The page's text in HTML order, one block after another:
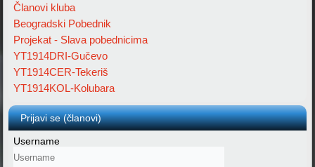
Članovi kluba
Beogradski Pobednik
Projekat - Slava pobednicima
YT1914DRI-Gučevo
YT1914CER-Tekeriš
YT1914KOL-Kolubara
Prijavi se (članovi)
Username